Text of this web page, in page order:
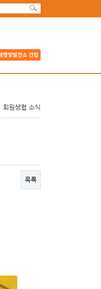
회원생협 소식
목록